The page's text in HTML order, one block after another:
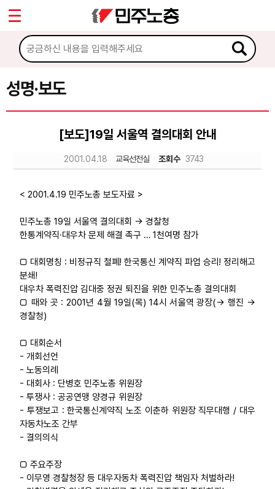
성명·보도
[보도]19일 서울역 결의대회 안내
2001.04.18 교육선전실 조회수 3743
< 2001.4.19 민주노총 보도자료 >
민주노총 19일 서울역 결의대회 → 경찰청
한통계약직·대우차 문제 해결 촉구 … 1천여명 참가
□ 대회명칭 : 비정규직 철폐! 한국통신 계약직 파업 승리! 정리해고
분쇄!
대우차 폭력진압 김대중 정권 퇴진을 위한 민주노총 결의대회
□ 때와 곳 : 2001년 4월 19일(목) 14시 서울역 광장(→ 행진 →
경찰청)
□ 대회순서
- 개회선언
- 노동의례
- 대회사 : 단병호 민주노총 위원장
- 투쟁사 : 공공연맹 양경규 위원장
- 투쟁보고 : 한국통신계약직 노조 이춘하 위원장 직무대행 / 대우
자동차노조 간부
- 결의의식
□ 주요주장
- 이무영 경찰청장 등 대우자동차 폭력진압 책임자 처벌하라!
마이페이지
소개
소식
공지사항
노동상담
자료
부설기관
업무
Sketchbook5, 스케치북5
Sketchbook5, 스케치북5